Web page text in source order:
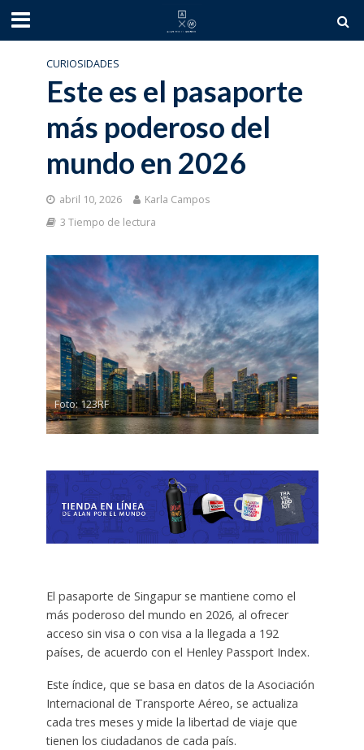
CURIOSIDADES
Este es el pasaporte
más poderoso del
mundo en 2026
abril 10, 2026
Karla Campos
3 Tiempo de lectura
Foto: 123RF
El pasaporte de Singapur se mantiene como el
más poderoso del mundo en 2026, al ofrecer
acceso sin visa o con visa a la llegada a 192
países, de acuerdo con el Henley Passport Index.
Este índice, que se basa en datos de la Asociación
Internacional de Transporte Aéreo, se actualiza
cada tres meses y mide la libertad de viaje que
tienen los ciudadanos de cada país.